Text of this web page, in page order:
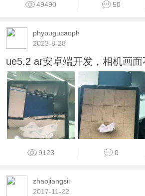
49490 50
phyougucaoph
2023-8-28
ue5.2 ar安卓端开发，相机画
9123 0
zhaojiangsir
2017-11-22